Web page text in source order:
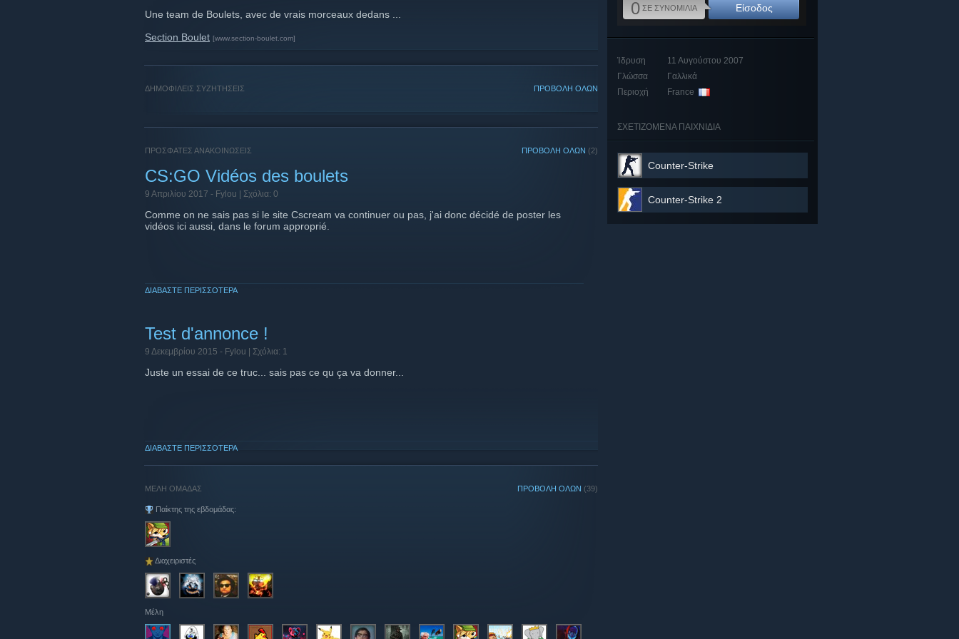
Une team de Boulets, avec de vrais morceaux dedans ...
Section Boulet [www.section-boulet.com]
ΠΡΟΒΟΛΗ ΟΛΩΝ
ΔΗΜΟΦΙΛΕΙΣ ΣΥΖΗΤΗΣΕΙΣ
ΠΡΟΒΟΛΗ ΟΛΩΝ (2)
ΠΡΟΣΦΑΤΕΣ ΑΝΑΚΟΙΝΩΣΕΙΣ
CS:GO Vidéos des boulets
9 Απριλίου 2017 - Fylou | Σχόλια: 0
Comme on ne sais pas si le site Cscream va continuer ou pas, j'ai donc décidé de poster les
vidéos ici aussi, dans le forum approprié.
ΔΙΑΒΆΣΤΕ ΠΕΡΙΣΣΌΤΕΡΑ
Test d'annonce !
9 Δεκεμβρίου 2015 - Fylou | Σχόλια: 1
Juste un essai de ce truc... sais pas ce qu ça va donner...
ΔΙΑΒΆΣΤΕ ΠΕΡΙΣΣΌΤΕΡΑ
ΠΡΟΒΟΛΗ ΟΛΩΝ (39)
ΜΕΛΗ ΟΜΑΔΑΣ
Παίκτης της εβδομάδας:
Διαχειριστές
Μέλη
0 ΣΕ ΣΥΝΟΜΙΛΙΑ Είσοδος
Ίδρυση
11 Αυγούστου 2007
Γλώσσα
Γαλλικά
Περιοχή
France
ΣΧΕΤΙΖΟΜΕΝΑ ΠΑΙΧΝΙΔΙΑ
Counter-Strike
Counter-Strike 2